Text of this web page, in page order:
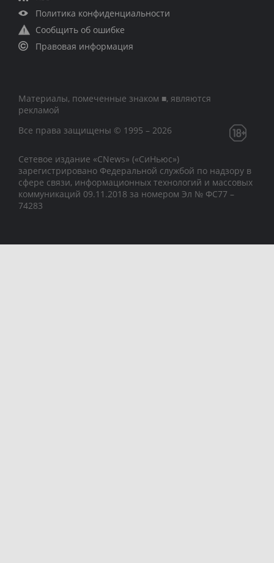
Политика конфиденциальности
Сообщить об ошибке
Правовая информация
Материалы, помеченные знаком ■, являются
рекламой
Все права защищены © 1995 – 2026
Сетевое издание «CNews» («СиНьюс»)
зарегистрировано Федеральной службой по надзору в
сфере связи, информационных технологий и массовых
коммуникаций 09.11.2018 за номером Эл № ФС77 –
74283